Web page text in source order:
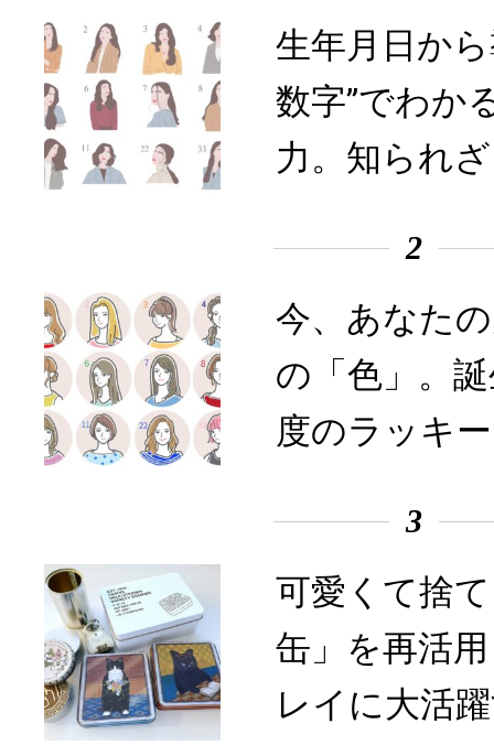
生年月日か
数字”でわか
力。知られ
2
今、あなた
の「色」。
度のラッキ
3
可愛くて捨
缶」を再活
レイに大活